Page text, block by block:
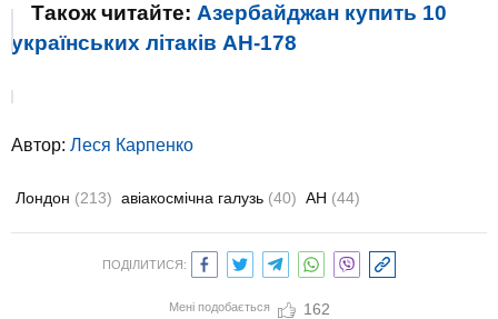
Також читайте: Азербайджан купить 10
українських літаків АН-178
Автор: Леся Карпенко
Лондон (213) авіакосмічна галузь (40) АН (44)
ПОДІЛИТИСЯ:
Мені подобається 162